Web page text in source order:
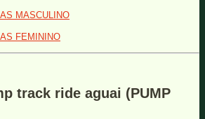
MASCULINO
FEMININO
track ride aguai (PUMP